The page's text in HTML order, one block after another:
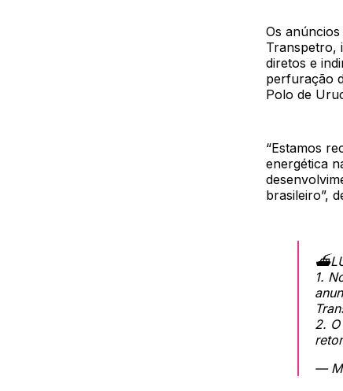
Os
Transpetro,
diretos e
perfuração
Polo de
“Estamos
energética
brasileiro”,
1.
2.
—